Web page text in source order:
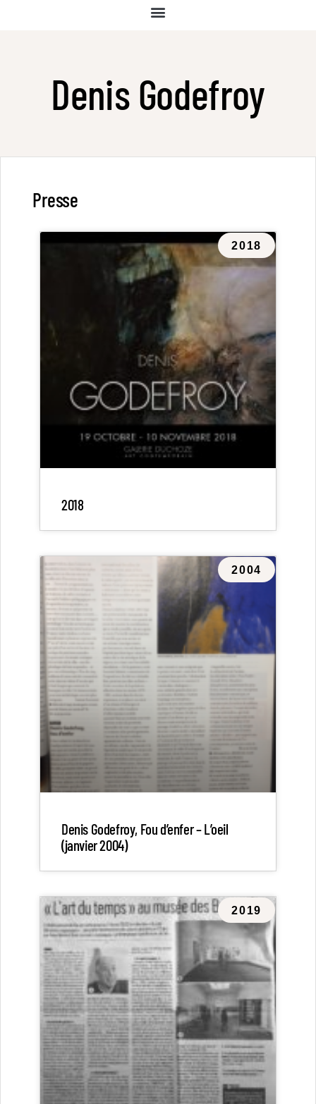
Denis Godefroy
Presse
2018
2018
2004
Denis Godefroy, Fou d’enfer – L’oeil
(janvier 2004)
2019